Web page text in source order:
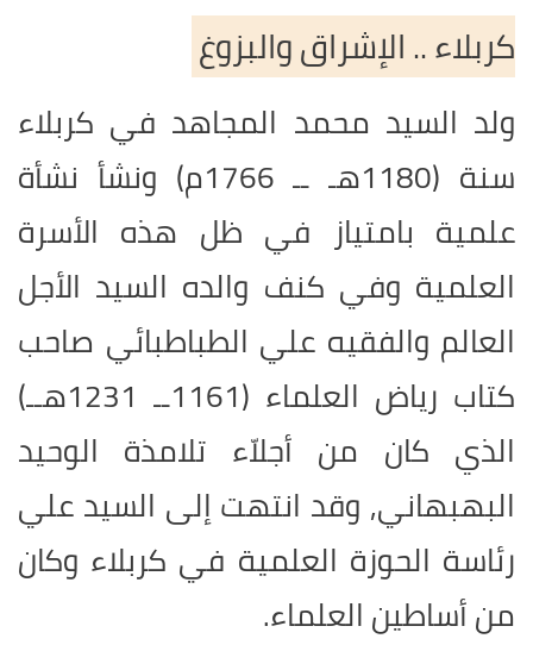
كربلاء .. الإشراق والبزوغ
ولد السيد محمد المجاهد في كربلاء
سنة (1180هـ ــ 1766م) ونشأ نشأة
علمية بامتياز في ظل هذه الأسرة
العلمية وفي كنف والده السيد الأجل
العالم والفقيه علي الطباطبائي صاحب
كتاب رياض العلماء (1161ــ 1231هــ)
الذي كان من أجلاّء تلامذة الوحيد
البهبهاني, وقد انتهت إلى السيد علي
رئاسة الحوزة العلمية في كربلاء وكان
من أساطين العلماء.